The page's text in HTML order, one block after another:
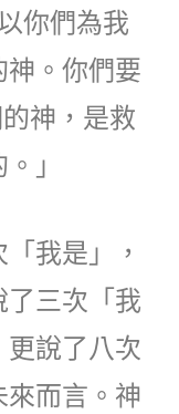
你們為我
神。你們要
神，是救
」
我是」，
了三次「我
更說了八次
來而言。神